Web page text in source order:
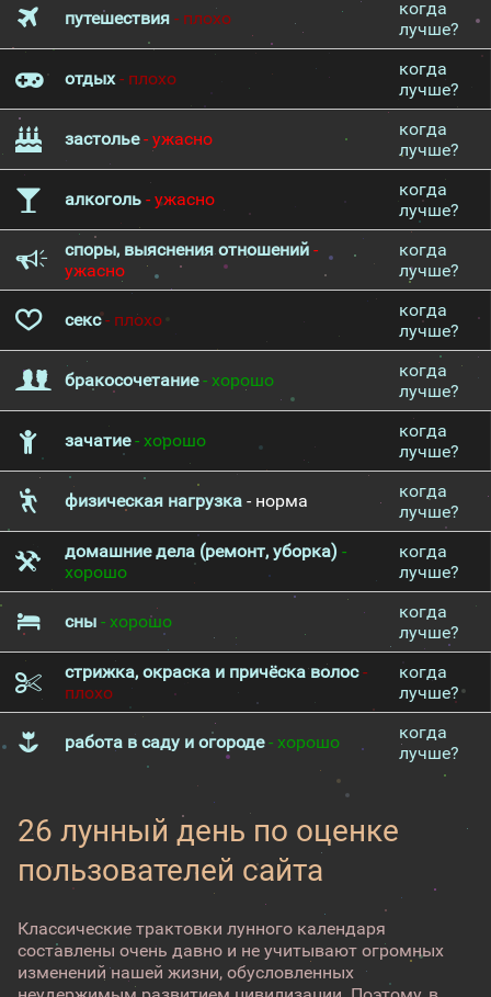
путешествия - плохо
когда
лучше?
отдых- плохо
когда
лучше?
застолье- ужасно
когда
лучше?
алкоголь - ужасно
когда
лучше?
споры, выяснения отношений -
ужасно
когда
лучше?
секс- плохо
когда
лучше?
бракосочетание- хорошо
когда
лучше?
зачатие- хорошо
когда
лучше?
физическая нагрузка - норма
когда
лучше?
домашние дела (ремонт, уборка) -
хорошо
когда
лучше?
сны - хорошо
когда
лучше?
стрижка, окраска и причёска волос-
плохо
когда
лучше?
работа в саду и огороде- хорошо
когда
лучше?
26 лунный день по оценке
пользователей сайта
Классические трактовки лунного календаря
составлены очень давно и не учитывают огромных
изменений нашей жизни, обусловленных